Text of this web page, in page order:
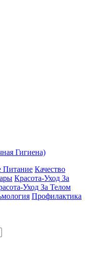
Гигиена)
Питание Качество
Красота-Уход За
Уход За Телом
Профилактика